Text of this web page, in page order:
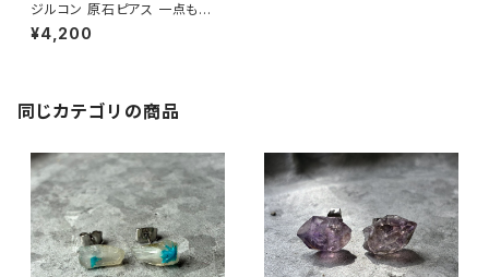
ジルコン 原石ピアス 一点もの
鉱物 天然石 金属アレルギー対
応 ハンドメイド アクセサリー パ
¥4,200
同じカテゴリの商品